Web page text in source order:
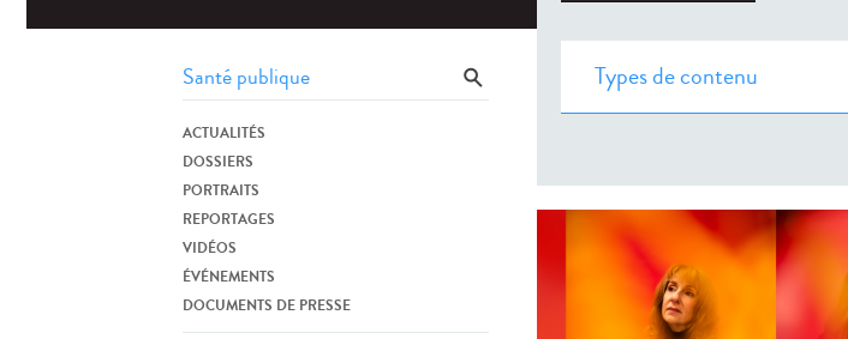
ACTUALITÉS
DOSSIERS
PORTRAITS
REPORTAGES
VIDÉOS
ÉVÉNEMENTS
DOCUMENTS DE PRESSE